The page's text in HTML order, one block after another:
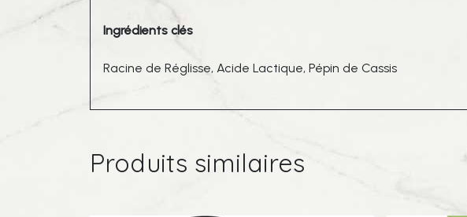
Ingrédients clés
Racine de Réglisse, Acide Lactique, Pépin de Cassis
Produits similaires